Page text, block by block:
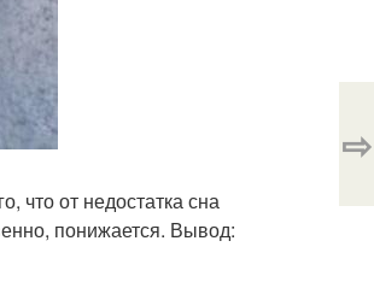
что от недостатка сна
понижается. Вывод:
⇨